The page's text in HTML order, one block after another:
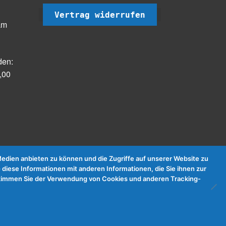
Vertrag widerrufen
anbieten zu können und die Zugriffe auf unserer Website zu
Informationen mit anderen Informationen, die Sie ihnen zur
Sie der Verwendung von Cookies und anderen Tracking-